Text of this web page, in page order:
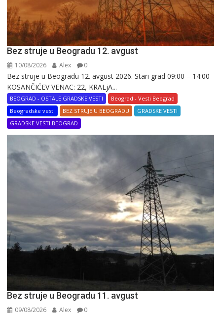
Bez struje u Beogradu 12. avgust
10/08/2026 Alex 0
Bez struje u Beogradu 12. avgust 2026. Stari grad 09:00 – 14:00
KOSANČIĆEV VENAC: 22, KRALjA...
BEOGRAD - OSTALE GRADSKE VESTI
Beograd - Vesti Beograd
Beogradske vesti
BEZ STRUJE U BEOGRADU
GRADSKE VESTI
GRADSKE VESTI BEOGRAD
Bez struje u Beogradu 11. avgust
09/08/2026 Alex 0